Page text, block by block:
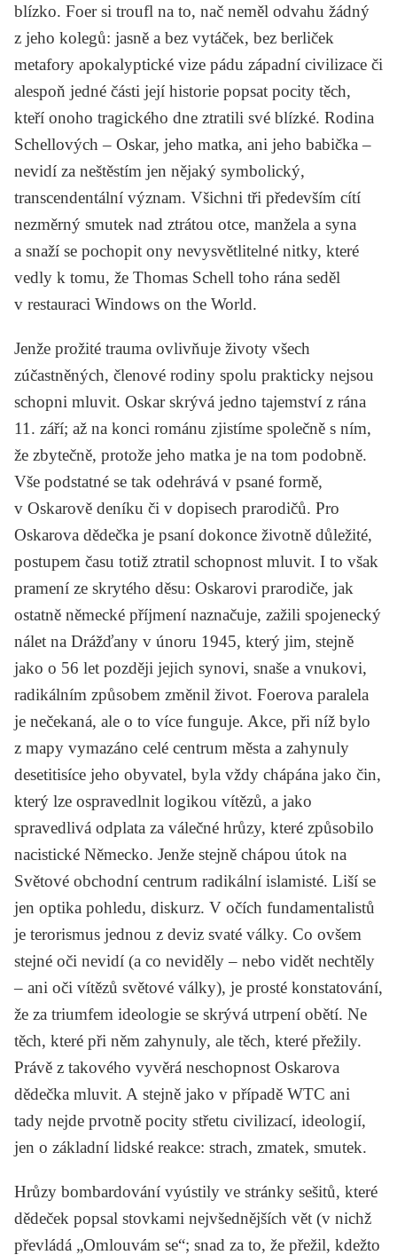
blízko. Foer si troufl na to, nač neměl odvahu žádný
z jeho kolegů: jasně a bez vytáček, bez berliček
metafory apokalyptické vize pádu západní civilizace či
alespoň jedné části její historie popsat pocity těch,
kteří onoho tragického dne ztratili své blízké. Rodina
Schellových – Oskar, jeho matka, ani jeho babička –
nevidí za neštěstím jen nějaký symbolický,
transcendentální význam. Všichni tři především cítí
nezměrný smutek nad ztrátou otce, manžela a syna
a snaží se pochopit ony nevysvětlitelné nitky, které
vedly k tomu, že Thomas Schell toho rána seděl
v restauraci Windows on the World.
Jenže prožité trauma ovlivňuje životy všech
zúčastněných, členové rodiny spolu prakticky nejsou
schopni mluvit. Oskar skrývá jedno tajemství z rána
11. září; až na konci románu zjistíme společně s ním,
že zbytečně, protože jeho matka je na tom podobně.
Vše podstatné se tak odehrává v psané formě,
v Oskarově deníku či v dopisech prarodičů. Pro
Oskarova dědečka je psaní dokonce životně důležité,
postupem času totiž ztratil schopnost mluvit. I to však
pramení ze skrytého děsu: Oskarovi prarodiče, jak
ostatně německé příjmení naznačuje, zažili spojenecký
nálet na Drážďany v únoru 1945, který jim, stejně
jako o 56 let později jejich synovi, snaše a vnukovi,
radikálním způsobem změnil život. Foerova paralela
je nečekaná, ale o to více funguje. Akce, při níž bylo
z mapy vymazáno celé centrum města a zahynuly
desetitisíce jeho obyvatel, byla vždy chápána jako čin,
který lze ospravedlnit logikou vítězů, a jako
spravedlivá odplata za válečné hrůzy, které způsobilo
nacistické Německo. Jenže stejně chápou útok na
Světové obchodní centrum radikální islamisté. Liší se
jen optika pohledu, diskurz. V očích fundamentalistů
je terorismus jednou z deviz svaté války. Co ovšem
stejné oči nevidí (a co neviděly – nebo vidět nechtěly
– ani oči vítězů světové války), je prosté konstatování,
že za triumfem ideologie se skrývá utrpení obětí. Ne
těch, které při něm zahynuly, ale těch, které přežily.
Právě z takového vyvěrá neschopnost Oskarova
dědečka mluvit. A stejně jako v případě WTC ani
tady nejde prvotně pocity střetu civilizací, ideologií,
jen o základní lidské reakce: strach, zmatek, smutek.
Hrůzy bombardování vyústily ve stránky sešitů, které
dědeček popsal stovkami nejvšednějších vět (v nichž
převládá „Omlouvám se“; snad za to, že přežil, kdežto